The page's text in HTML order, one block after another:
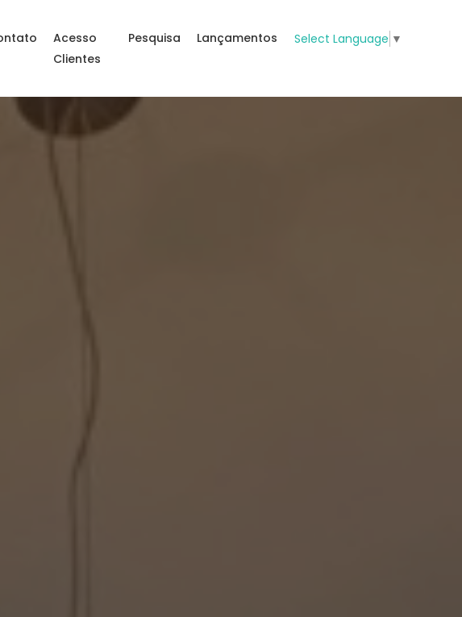
Acesso
Clientes
Pesquisa Lançamentos Select Language ▼
em Bombas,